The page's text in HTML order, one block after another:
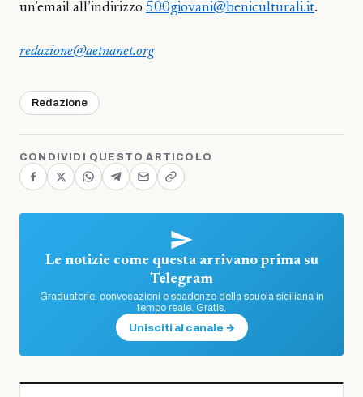
un’email all’indirizzo 500giovani@beniculturali.it.
redazione@aetnanet.org
Redazione
CONDIVIDI QUESTO ARTICOLO
Le notizie come questa arrivano prima su
Telegram
Graduatorie, convocazioni e scadenze della scuola siciliana in
tempo reale. Gratis.
Unisciti al canale →